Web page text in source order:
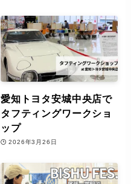
愛知トヨタ安城中央店で
タフティングワークショ
ップ
2026年3月26日